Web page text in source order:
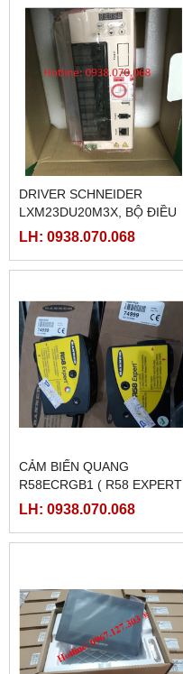
DRIVER SCHNEIDER
LXM23DU20M3X, BỘ ĐIỀU
KHIỂN SERVO
LH: 0938.070.068
CẢM BIẾN QUANG
R58ECRGB1 ( R58 EXPERT
BANNER)
LH: 0938.070.068